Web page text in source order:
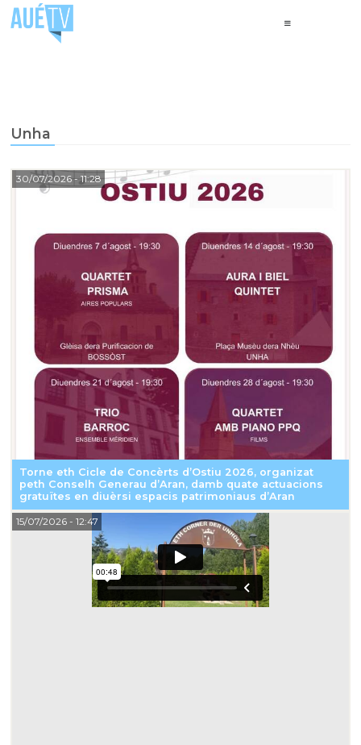
Unha
Torne eth Cicle de Concèrts d’Ostiu 2026, organizat
peth Conselh Generau d’Aran, damb quate actuacions
gratuïtes en diuèrsi espacis patrimoniaus d’Aran
30/07/2026- 11:28
15/07/2026- 12:47